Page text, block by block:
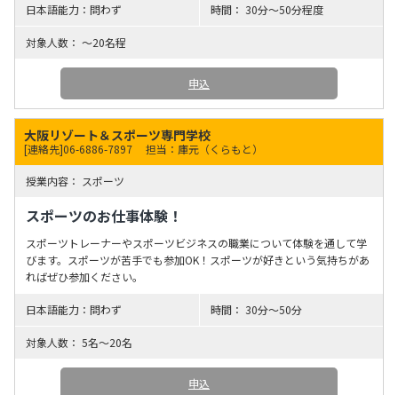
問わず 30分～50分程度
～20名程
申込
大阪リゾート＆スポーツ専門学校
[連絡先]06-6886-7897 担当：庫元（くらもと）
スポーツ
スポーツのお仕事体験！
スポーツトレーナーやスポーツビジネスの職業について体験を通して学
びます。スポーツが苦手でも参加OK！スポーツが好きという気持ちがあ
ればぜひ参加ください。
問わず 30分～50分
5名～20名
申込